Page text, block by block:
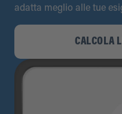
adatta meglio alle tue
CALCOLA